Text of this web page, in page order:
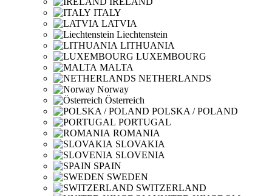
ITALY
LATVIA
Liechtenstein
LITHUANIA
LUXEMBOURG
MALTA
NETHERLANDS
Norway
Österreich
POLSKA / POLAND
PORTUGAL
ROMANIA
SLOVAKIA
SLOVENIA
SPAIN
SWEDEN
SWITZERLAND